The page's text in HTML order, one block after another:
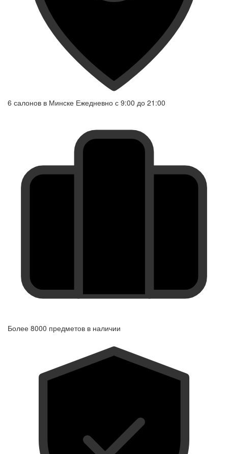
6 салонов в Минске Ежедневно с 9:00 до 21:00
Более 8000 предметов в наличии